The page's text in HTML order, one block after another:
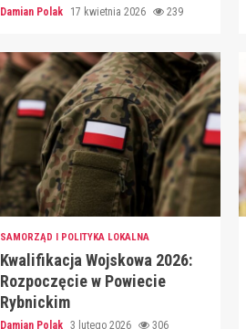
Damian Polak 17 kwietnia 2026 239
SAMORZĄD I POLITYKA LOKALNA
Kwalifikacja Wojskowa 2026:
Rozpoczęcie w Powiecie
Rybnickim
Damian Polak 3 lutego 2026 306